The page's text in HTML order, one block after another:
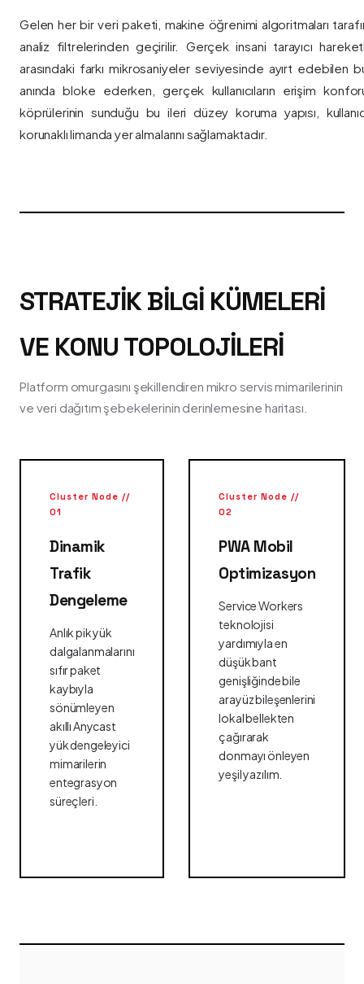
Gelen her bir veri paketi, makine öğrenimi algoritmaları
analiz filtrelerinden geçirilir. Gerçek insani tarayıcı
arasındaki farkı mikrosaniyeler seviyesinde ayırt edebilen
anında bloke ederken, gerçek kullanıcıların erişim
köprülerinin sunduğu bu ileri düzey koruma yapısı,
korunaklı limanda yer almalarını sağlamaktadır.
STRATEJIK BILGI KÜMELERI
VE KONU TOPOLOJILERI
Platform omurgasını şekillendiren mikro servis mimarilerinin
ve veri dağıtım şebekelerinin derinlemesine haritası.
Cluster Node //
01
Dinamik
Trafik
Dengeleme
Anlık pik yük
dalgalanmalarını
sıfır paket
kaybıyla
sönümleyen
akıllı Anycast
yük dengeleyici
mimarilerin
entegrasyon
süreçleri.
Cluster Node //
02
PWA Mobil
Optimizasyon
Service Workers
teknolojisi
yardımıyla en
düşük bant
genişliğinde bile
arayüz bileşenlerini
lokal bellekten
çağırarak
donmayı önleyen
yeşil yazılım.